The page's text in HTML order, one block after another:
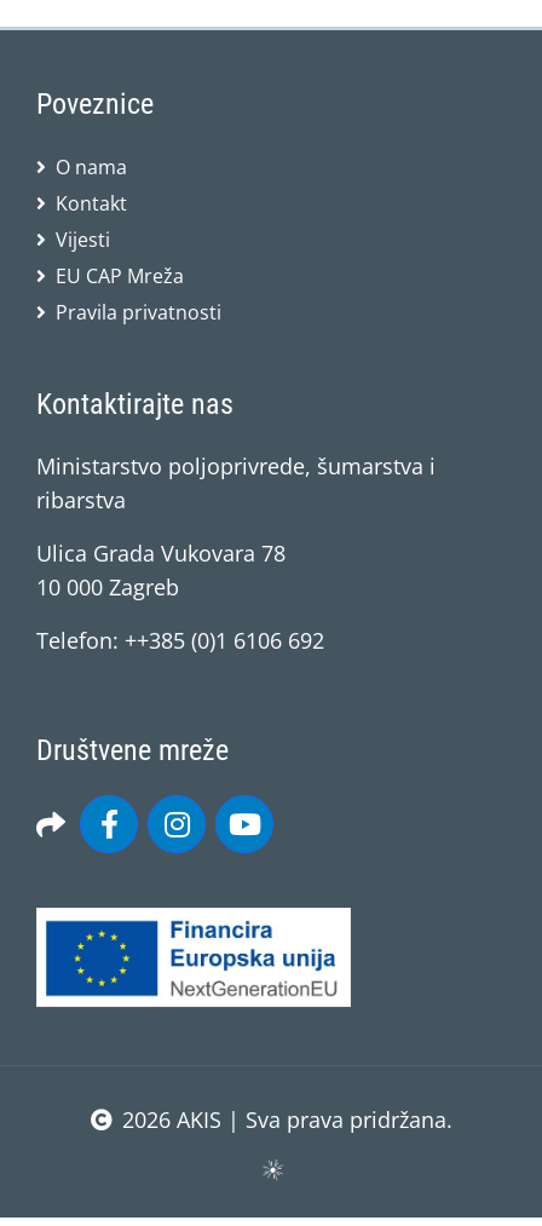
Poveznice
O nama
Kontakt
Vijesti
EU CAP Mreža
Pravila privatnosti
Kontaktirajte nas
Ministarstvo poljoprivrede, šumarstva i
ribarstva
Ulica Grada Vukovara 78
10 000 Zagreb
Telefon: ++385 (0)1 6106 692
Društvene mreže
2026 AKIS | Sva prava pridržana.